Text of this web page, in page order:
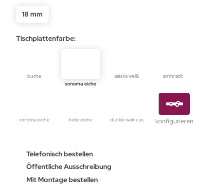
18 mm
Tischplattenfarbe:
buche
sonoma eiche
alaska weiß anthrazit
cortona eiche helle eiche dunkle walnuss konfigurieren
Telefonisch bestellen
Öffentliche Ausschreibung
Mit Montage bestellen